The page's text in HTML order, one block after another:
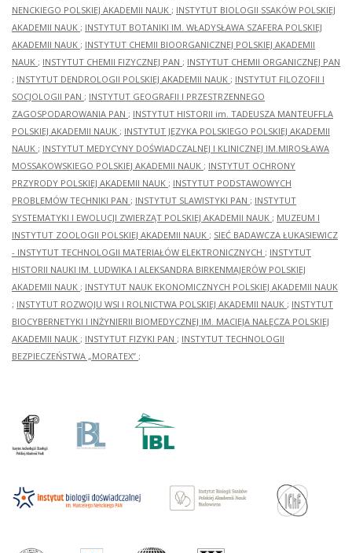
NENCKIEGO POLSKIEJ AKADEMII NAUK ; INSTYTUT BIOLOGII SSAKÓW POLSKIEJ
AKADEMII NAUK ; INSTYTUT BOTANIKI IM. WŁADYSŁAWA SZAFERA POLSKIEJ
AKADEMII NAUK ; INSTYTUT CHEMII BIOORGANICZNEJ POLSKIEJ AKADEMII
NAUK ; INSTYTUT CHEMII FIZYCZNEJ PAN ; INSTYTUT CHEMII ORGANICZNEJ PAN
; INSTYTUT DENDROLOGII POLSKIEJ AKADEMII NAUK ; INSTYTUT FILOZOFII I
SOCJOLOGII PAN ; INSTYTUT GEOGRAFII I PRZESTRZENNEGO
ZAGOSPODAROWANIA PAN ; INSTYTUT HISTORII im. TADEUSZA MANTEUFFLA
POLSKIEJ AKADEMII NAUK ; INSTYTUT JĘZYKA POLSKIEGO POLSKIEJ AKADEMII
NAUK ; INSTYTUT MEDYCYNY DOŚWIADCZALNEJ I KLINICZNEJ IM.MIROSŁAWA
MOSSAKOWSKIEGO POLSKIEJ AKADEMII NAUK ; INSTYTUT OCHRONY
PRZYRODY POLSKIEJ AKADEMII NAUK ; INSTYTUT PODSTAWOWYCH
PROBLEMÓW TECHNIKI PAN ; INSTYTUT SLAWISTYKI PAN ; INSTYTUT
SYSTEMATYKI I EWOLUCJI ZWIERZĄT POLSKIEJ AKADEMII NAUK ; MUZEUM I
INSTYTUT ZOOLOGII POLSKIEJ AKADEMII NAUK ; SIEĆ BADAWCZA ŁUKASIEWICZ
- INSTYTUT TECHNOLOGII MATERIAŁÓW ELEKTRONICZNYCH ; INSTYTUT
HISTORII NAUKI IM. LUDWIKA I ALEKSANDRA BIRKENMAJERÓW POLSKIEJ
AKADEMII NAUK ; INSTYTUT NAUK EKONOMICZNYCH POLSKIEJ AKADEMII NAUK
; INSTYTUT ROZWOJU WSI I ROLNICTWA POLSKIEJ AKADEMII NAUK ; INSTYTUT
BIOCYBERNETYKI I INŻYNIERII BIOMEDYCZNEJ IM. MACIEJA NAŁĘCZA POLSKIEJ
AKADEMII NAUK ; INSTYTUT FIZYKI PAN ; INSTYTUT TECHNOLOGII
BEZPIECZEŃSTWA „MORATEX” ;